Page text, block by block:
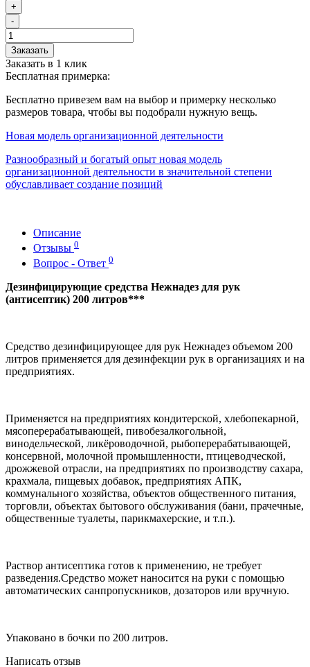
+
-
Заказать
Заказать в 1 клик
Бесплатная примерка:
Бесплатно привезем вам на выбор и примерку несколько
размеров товара, чтобы вы подобрали нужную вещь.
Новая модель организационной деятельности
Разнообразный и богатый опыт новая модель
организационной деятельности в значительной степени
обуславливает создание позиций
Описание
Отзывы 0
Вопрос - Ответ 0
Дезинфицирующие средства Нежнадез для рук
(антисептик) 200 литров***
Средство дезинфицирующее для рук Нежнадез объемом 200
литров применяется для дезинфекции рук в организациях и на
предприятиях.
Применяется на предприятиях кондитерской, хлебопекарной,
мясоперерабатывающей, пивобезалкогольной,
винодельческой, ликёроводочной, рыбоперерабатывающей,
консервной, молочной промышленности, птицеводческой,
дрожжевой отрасли, на предприятиях по производству сахара,
крахмала, пищевых добавок, предприятиях АПК,
коммунального хозяйства, объектов общественного питания,
торговли, объектах бытового обслуживания (бани, прачечные,
общественные туалеты, парикмахерские, и т.п.).
Раствор антисептика готов к применению, не требует
разведения.Средство может наносится на руки с помощью
автоматических санпропускников, дозаторов или вручную.
Упаковано в бочки по 200 литров.
Написать отзыв